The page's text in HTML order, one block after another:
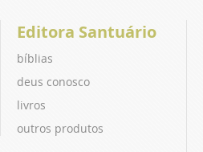
Editora Santuário
bíblias
deus conosco
livros
outros produtos